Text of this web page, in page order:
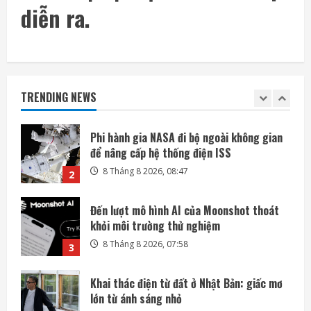
diễn ra.
TRENDING NEWS
1
Mỹ giàu lên hay chỉ người giàu càng giàu?
2
Phi hành gia NASA đi bộ ngoài không gian
3
Đến lượt mô hình AI của Moonshot thoát
khỏi môi trường thử nghiệm
8 Tháng 8 2026, 07:58
4
Khai thác điện từ đất ở Nhật Bản: giấc mơ
lớn từ ánh sáng nhỏ
8 Tháng 8 2026, 07:52
SoftBank không chỉ đầu tư vào AI mà còn
lãi lớn nhờ mua cổ phần Intel